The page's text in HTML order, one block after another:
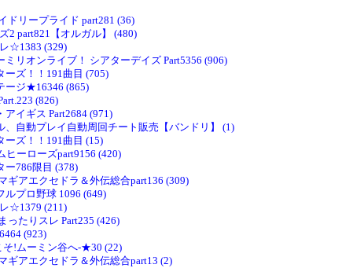
ドリープライド part281 (36)
2 part821【オルガル】 (480)
レ☆1383 (329)
ミリオンライブ！ シアターデイズ Part5356 (906)
ーズ！！191曲目 (705)
ージ★16346 (865)
(826)
アイギス Part2684 (971)
、自動プレイ自動周回チート販売【バンドリ】 (1)
ーズ！！191曲目 (15)
ヒーローズpart9156 (420)
ー786限目 (378)
ギアエクセドラ＆外伝総合part136 (309)
ルプロ野球 1096 (649)
レ☆1379 (211)
ったりスレ Part235 (426)
(923)
そ!ムーミン谷へ-★30 (22)
ギアエクセドラ＆外伝総合part13 (2)